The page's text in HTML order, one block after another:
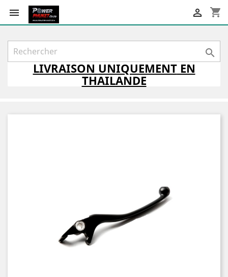
 shopping_cart


LIVRAISON UNIQUEMENTEN
THAILANDE